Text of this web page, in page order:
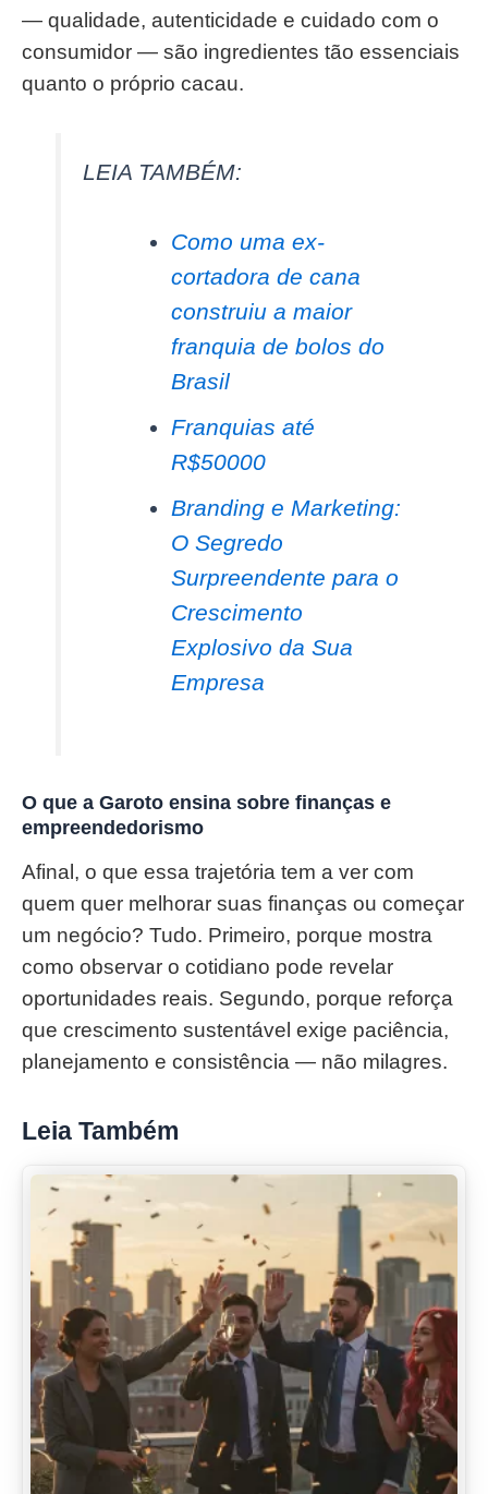
— qualidade, autenticidade e cuidado com o
consumidor — são ingredientes tão essenciais
quanto o próprio cacau.
LEIA TAMBÉM:
Como uma ex-
cortadora de cana
construiu a maior
franquia de bolos do
Brasil
Franquias até
R$50000
Branding e Marketing:
O Segredo
Surpreendente para o
Crescimento
Explosivo da Sua
Empresa
O que a Garoto ensina sobre finanças e
empreendedorismo
Afinal, o que essa trajetória tem a ver com
quem quer melhorar suas finanças ou começar
um negócio? Tudo. Primeiro, porque mostra
como observar o cotidiano pode revelar
oportunidades reais. Segundo, porque reforça
que crescimento sustentável exige paciência,
planejamento e consistência — não milagres.
Leia Também